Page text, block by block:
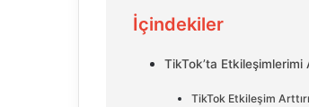
İçindekiler
TikTok’ta Etkileşimlerimi
TikTok Etkileşim